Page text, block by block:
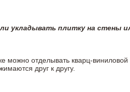
укладывать плитку на стены
можно отделывать кварц-
друг к другу.